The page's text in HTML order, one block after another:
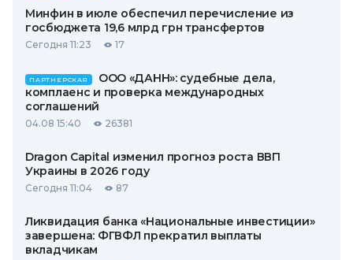
Минфин в июле обеспечил перечисление из
госбюджета 19,6 млрд грн трансфертов
Сегодня 11:23 17
ПАРТНЕРСКАЯ
ООО «ДАНН»: судебные дела,
комплаенс и проверка международных
соглашений
04.08 15:40 26381
Dragon Capital изменил прогноз роста ВВП
Украины в 2026 году
Сегодня 11:04 87
Ликвидация банка «Национальные инвестиции»
завершена: ФГВФЛ прекратил выплаты
вкладчикам